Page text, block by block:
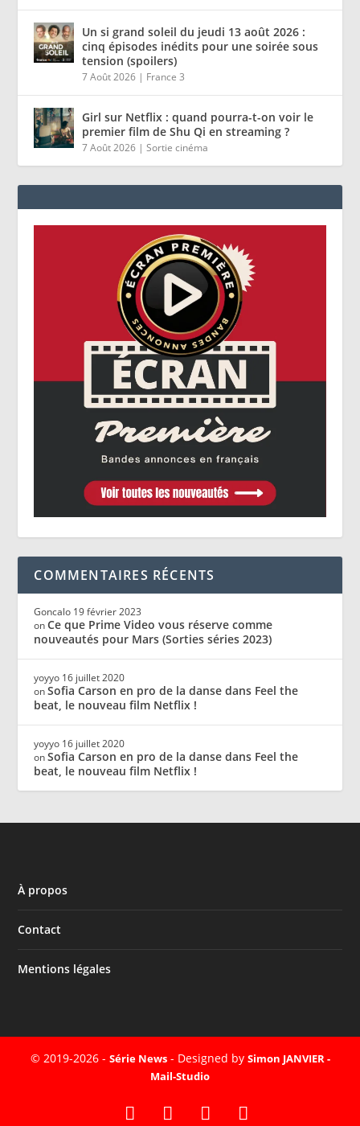
Un si grand soleil du jeudi 13 août 2026 :
cinq épisodes inédits pour une soirée sous
tension (spoilers)
7 Août 2026 | France 3
Girl sur Netflix : quand pourra-t-on voir le
premier film de Shu Qi en streaming ?
7 Août 2026 |Sortie cinéma
COMMENTAIRES RÉCENTS
Goncalo 19 février 2023
onCe que Prime Video vous réserve comme
nouveautés pour Mars (Sorties séries 2023)
yoyyo 16 juillet 2020
onSofia Carson en pro de la danse dans Feel the
beat, le nouveau film Netflix !
yoyyo 16 juillet 2020
onSofia Carson en pro de la danse dans Feel the
beat, le nouveau film Netflix !
À propos
Contact
Mentions légales
© 2019-2026 - Série News- Designed by Simon JANVIER -
Mail-Studio